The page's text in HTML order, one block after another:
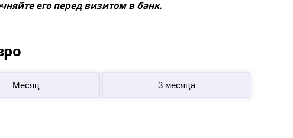
его перед визитом в банк.
Месяц 3 месяца